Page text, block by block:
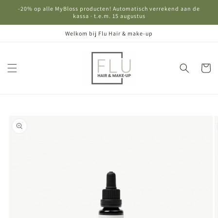
naar de
-20% op alle MyBloss producten! Automatisch verrekend aan de
kassa · t.e.m. 15 augustus
Welkom bij Flu Hair & make-up
direct naar